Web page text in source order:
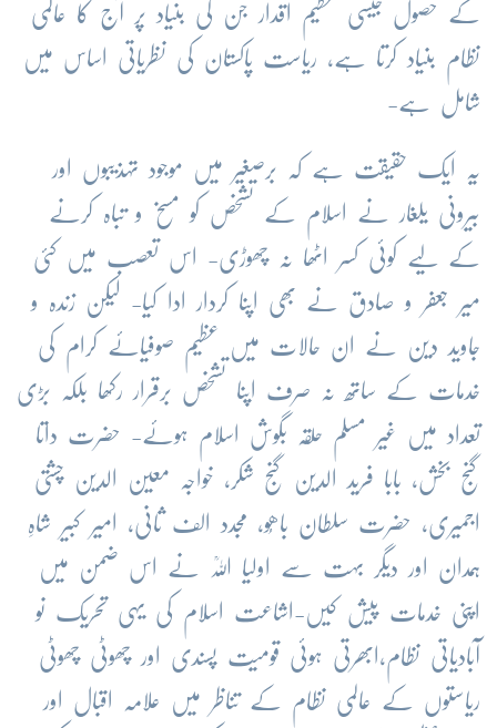
کے حصول جیسی عظیم اقدار جن کی بنیاد پر آج کا عالمی
نظام بنیاد کرتا ہے، ریاست پاکستان کی نظریاتی اساس میں
شامل ہے-
یہ ایک حقیقت ہے کہ برصغیر میں موجود تہذیبوں اور
بیرونی یلغار نے اسلام کے تشخص کو مسخ و تباہ کرنے
کے لیے کوئی کسر اٹھا نہ چھوڑی- اس تعصب میں کئی
میر جعفر و صادق نے بھی اپنا کردار ادا کیا- لیکن زندہ و
جاوید دین نے ان حالات میں عظیم صوفیائے کرام کی
خدمات کے ساتھ نہ صرف اپنا تشخص برقرار رکھا بلکہ بڑی
تعداد میں غیر مسلم حلقہ بگوش اسلام ہوئے- حضرت داتا
گنج بخش، بابا فرید الدین گنج شکر، خواجہ معین الدین چشتی
اجمیری، حضرت سلطان باھُو، مجدد الف ثانی، امیر کبیر شاہِ
ہمدان اور دیگر بہت سے اولیا اللہؒ نے اس ضمن میں
اپنی خدمات پیش کیں-اشاعت اسلام کی یہی تحریک نو
آبادیاتی نظام،ابھرتی ہوئی قومیت پسندی اور چھوٹی چھوٹی
ریاستوں کے عالمی نظام کے تناظر میں علامہ اقبال اور